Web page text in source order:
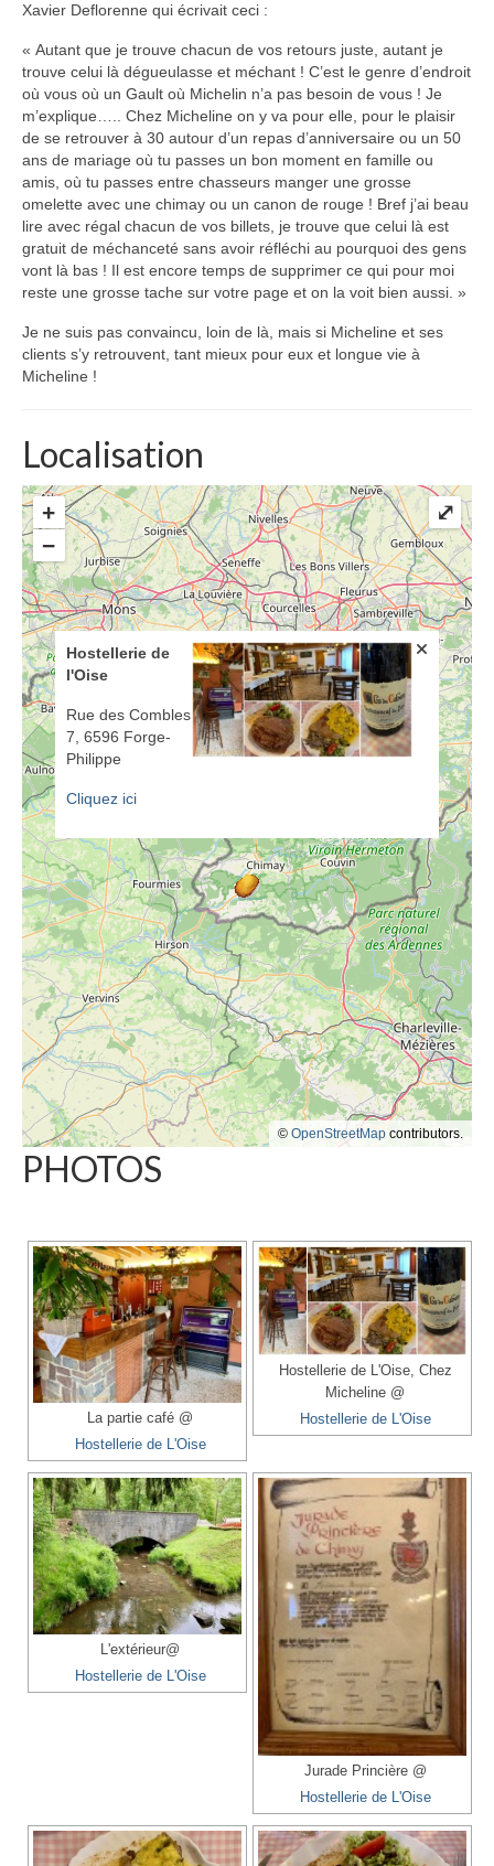
Xavier Deflorenne qui écrivait ceci :
« Autant que je trouve chacun de vos retours juste, autant je
trouve celui là dégueulasse et méchant ! C’est le genre d’endroit
où vous où un Gault où Michelin n’a pas besoin de vous ! Je
m’explique….. Chez Micheline on y va pour elle, pour le plaisir
de se retrouver à 30 autour d’un repas d’anniversaire ou un 50
ans de mariage où tu passes un bon moment en famille ou
amis, où tu passes entre chasseurs manger une grosse
omelette avec une chimay ou un canon de rouge ! Bref j’ai beau
lire avec régal chacun de vos billets, je trouve que celui là est
gratuit de méchanceté sans avoir réfléchi au pourquoi des gens
vont là bas ! Il est encore temps de supprimer ce qui pour moi
reste une grosse tache sur votre page et on la voit bien aussi. »
Je ne suis pas convaincu, loin de là, mais si Micheline et ses
clients s’y retrouvent, tant mieux pour eux et longue vie à
Micheline !
Localisation
Hostellerie de
l'Oise
Rue des Combles
7, 6596 Forge-
Philippe
Cliquez ici
+
−
© OpenStreetMap contributors.
⤢
PHOTOS
La partie café @
Hostellerie de L'Oise
Hostellerie de L'Oise, Chez
Micheline @
Hostellerie de L'Oise
L'extérieur@
Hostellerie de L'Oise
Jurade Princière @
Hostellerie de L'Oise